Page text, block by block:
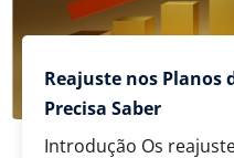
Reajuste nos Planos
Precisa Saber
Introdução Os